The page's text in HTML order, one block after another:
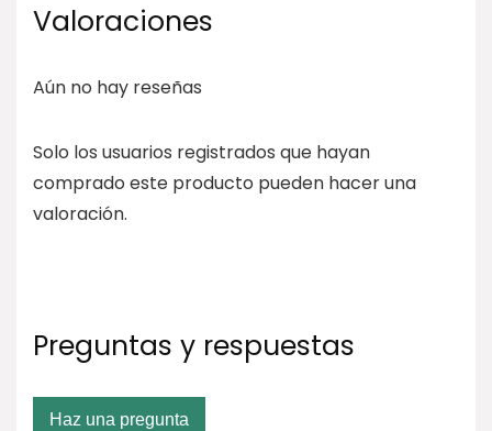
Valoraciones
Aún no hay reseñas
Solo los usuarios registrados que hayan
comprado este producto pueden hacer una
valoración.
Preguntas y respuestas
Haz una pregunta